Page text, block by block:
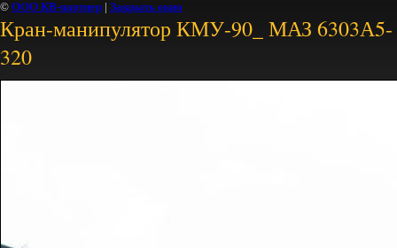
© ООО КВ-партнер | Закрыть окно
Кран-манипулятор КМУ-90_ МАЗ 6303А5-
320